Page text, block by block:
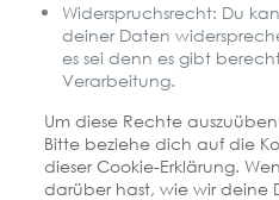
Widerspruchsrecht: Du
deiner Daten
es sei denn es gibt
Verarbeitung.
Um diese Rechte
Bitte beziehe dich auf die
dieser Cookie-Erklärung.
darüber hast, wie wir deine